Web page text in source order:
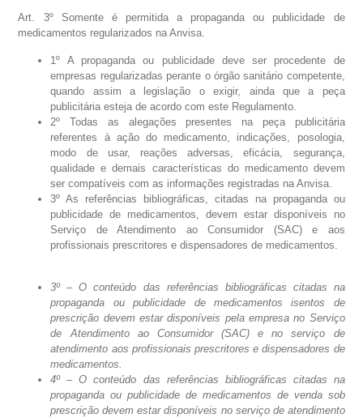
Art. 3º Somente é permitida a propaganda ou publicidade de
medicamentos regularizados na Anvisa.
1º A propaganda ou publicidade deve ser procedente de
empresas regularizadas perante o órgão sanitário competente,
quando assim a legislação o exigir, ainda que a peça
publicitária esteja de acordo com este Regulamento.
2º Todas as alegações presentes na peça publicitária
referentes à ação do medicamento, indicações, posologia,
modo de usar, reações adversas, eficácia, segurança,
qualidade e demais características do medicamento devem
ser compatíveis com as informações registradas na Anvisa.
3º As referências bibliográficas, citadas na propaganda ou
publicidade de medicamentos, devem estar disponíveis no
Serviço de Atendimento ao Consumidor (SAC) e aos
profissionais prescritores e dispensadores de medicamentos.
3º – O conteúdo das referências bibliográficas citadas na
propaganda ou publicidade de medicamentos isentos de
prescrição devem estar disponíveis pela empresa no Serviço
de Atendimento ao Consumidor (SAC) e no serviço de
atendimento aos profissionais prescritores e dispensadores de
medicamentos.
4º – O conteúdo das referências bibliográficas citadas na
propaganda ou publicidade de medicamentos de venda sob
prescrição devem estar disponíveis no serviço de atendimento